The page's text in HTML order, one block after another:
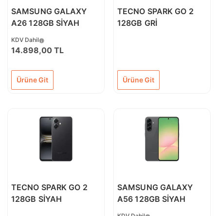
SAMSUNG GALAXY
A26 128GB SİYAH
KDV Dahil
14.898,00 TL
Ürüne Git
TECNO SPARK GO 2
128GB GRİ
Ürüne Git
TECNO SPARK GO 2
128GB SİYAH
SAMSUNG GALAXY
A56 128GB SİYAH